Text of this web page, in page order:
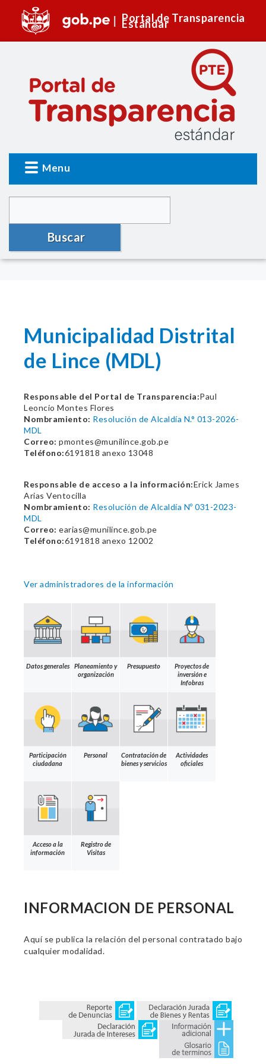
Portal de Transparencia
Estándar
Menu
Buscar
Municipalidad Distrital
de Lince (MDL)
Responsable del Portal de Transparencia:Paul
Leoncio Montes Flores
Nombramiento: Resolución de Alcaldía N.° 013-2026-
MDL
Correo: pmontes@munilince.gob.pe
Teléfono:6191818 anexo 13048
Responsable de acceso a la información:Erick James
Arias Ventocilla
Nombramiento: Resolución de Alcaldía Nº 031-2023-
MDL
Correo: earias@munilince.gob.pe
Teléfono:6191818 anexo 12002
Ver administradores de la información
Datos generales
Planeamiento y
organización
Presupuesto
Proyectos de
inversión e
Infobras
Participación
ciudadana
Personal
Contratación de
bienes y servicios
Actividades
oficiales
Acceso a la
información
Registro de
Visitas
INFORMACION DE PERSONAL
Aquí se publica la relación del personal contratado bajo
cualquier modalidad.